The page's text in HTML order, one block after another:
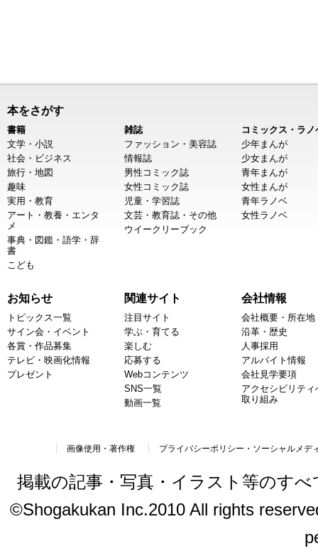
本をさがす
書籍
文学・小説
社会・ビジネス
旅行・地図
趣味
実用・教育
アート・教養・エンタ
メ
事典・図鑑・語学・辞
書
こども
雑誌
ファッション・美容誌
情報誌
男性コミック誌
女性コミック誌
児童・学習誌
文芸・教育誌・その他
ウイークリーブック
コミックス・ラノ
少年まんが
少女まんが
青年まんが
女性まんが
青年ラノベ
女性ラノベ
お知らせ
トピックス一覧
サイン会・イベント
各賞・作品募集
テレビ・映画化情報
プレゼント
関連サイト
注目サイト
学ぶ・育てる
楽しむ
応募する
Webコンテンツ
SNS一覧
動画一覧
会社情報
会社概要・所在地
沿革・歴史
人事採用
アルバイト情報
会社見学要項
アクセシビリティ
取り組み
画像使用・著作権 プライバシーポリシー・ソーシャルメデ
掲載の記事・写真・イラスト等のす
©Shogakukan Inc.2010 All rights